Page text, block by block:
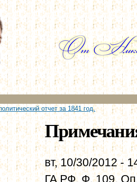
отчет за 1841 год.
вт, 10/30/2012 -
ГА РФ. Ф. 109.